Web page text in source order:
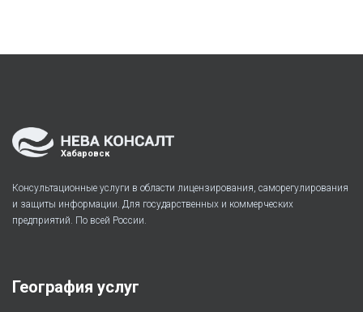
Хабаровск
Консультационные услуги в области лицензирования, саморегулирования
и защиты информации. Для государственных и коммерческих
предприятий. По всей России.
География услуг